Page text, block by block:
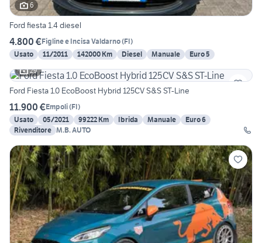
6
Ford fiesta 1.4 diesel
4.800 €Figline e Incisa Valdarno(FI)
Usato
11/2011 142000 Km Diesel Manuale
Euro 5
29
Ford Fiesta 1.0 EcoBoost Hybrid 125CV S&S ST-Line
11.900 €Empoli(FI)
Usato
05/2021 99222 Km Ibrida Manuale
Euro 6
Rivenditore M.B. AUTO